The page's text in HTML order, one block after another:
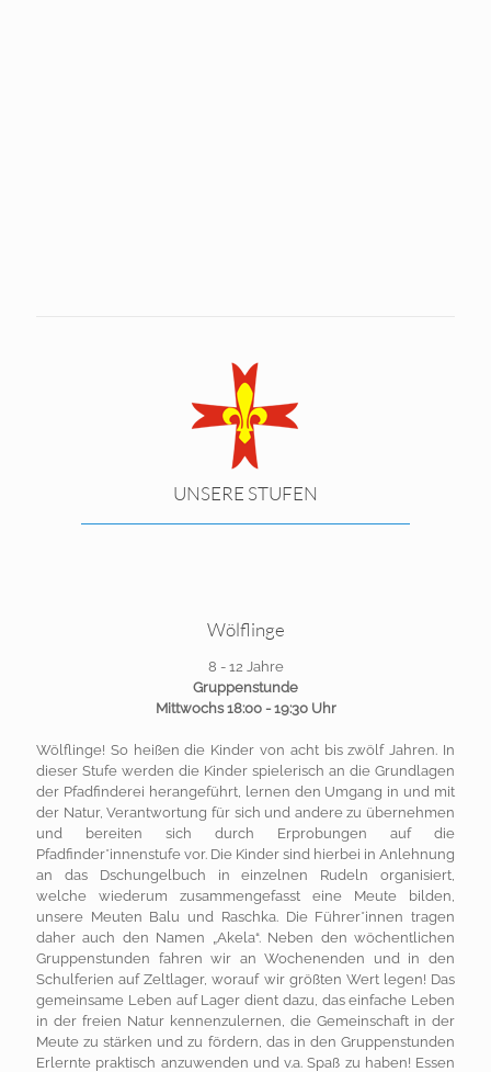
UNSERE STUFEN
Wölflinge
8 - 12 Jahre
Gruppenstunde
Mittwochs 18:00 - 19:30 Uhr
Wölflinge! So heißen die Kinder von acht bis zwölf Jahren. In
dieser Stufe werden die Kinder spielerisch an die Grundlagen
der Pfadfinderei herangeführt, lernen den Umgang in und mit
der Natur, Verantwortung für sich und andere zu übernehmen
und bereiten sich durch Erprobungen auf die
Pfadfinder*innenstufe vor. Die Kinder sind hierbei in Anlehnung
an das Dschungelbuch in einzelnen Rudeln organisiert,
welche wiederum zusammengefasst eine Meute bilden,
unsere Meuten Balu und Raschka. Die Führer*innen tragen
daher auch den Namen „Akela“. Neben den wöchentlichen
Gruppenstunden fahren wir an Wochenenden und in den
Schulferien auf Zeltlager, worauf wir größten Wert legen! Das
gemeinsame Leben auf Lager dient dazu, das einfache Leben
in der freien Natur kennenzulernen, die Gemeinschaft in der
Meute zu stärken und zu fördern, das in den Gruppenstunden
Erlernte praktisch anzuwenden und v.a. Spaß zu haben! Essen